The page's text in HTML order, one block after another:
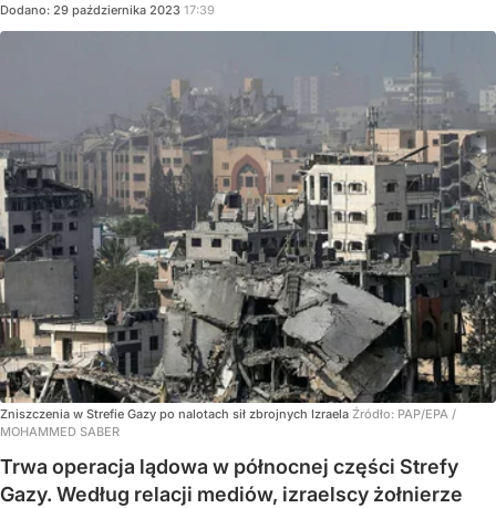
Dodano: 29 października 2023 17:39
Zniszczenia w Strefie Gazy po nalotach sił zbrojnych Izraela Źródło: PAP/EPA /
MOHAMMED SABER
Trwa operacja lądowa w północnej części Strefy
Gazy. Według relacji mediów, izraelscy żołnierze